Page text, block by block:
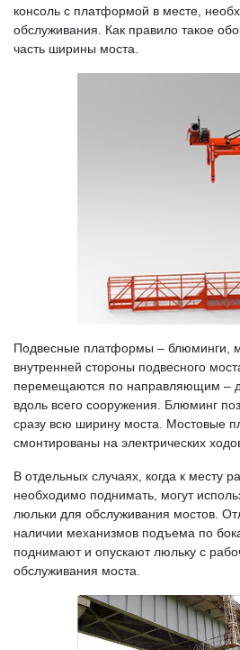
консоль с платформой в месте,
обслуживания. Как правило такое
часть ширины моста.
Подвесные платформы – блюминги,
внутренней стороны подвесного
перемещаются по направляющим –
вдоль всего сооружения. Блюминг
сразу всю ширину моста. Мостовые
смонтированы на электрических
В отдельных случаях, когда к месту
необходимо поднимать, могут
люльки для обслуживания мостов.
наличии механизмов подъема по
поднимают и опускают люльку с
обслуживания моста.